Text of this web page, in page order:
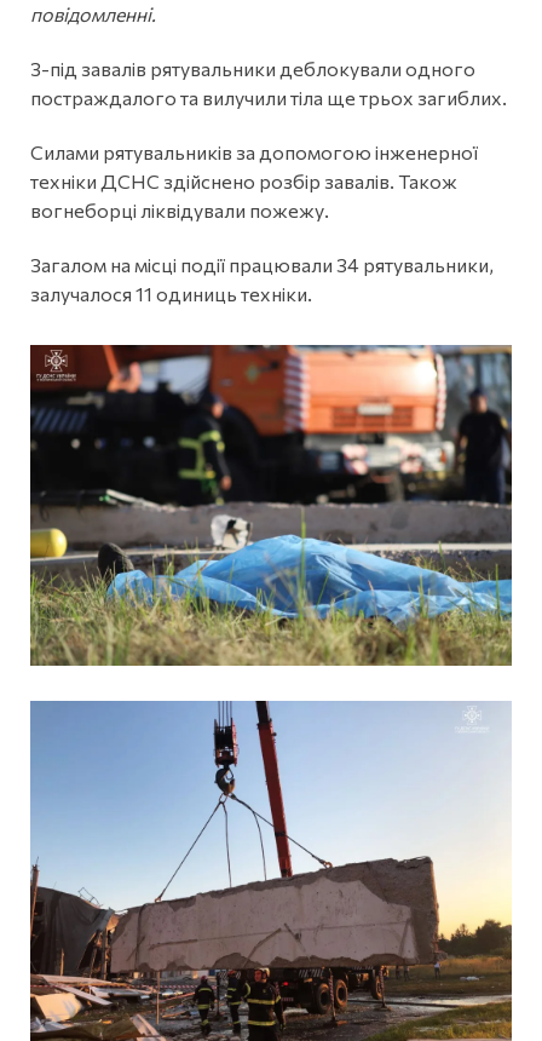
повідомленні.
З-під завалів рятувальники деблокували одного
постраждалого та вилучили тіла ще трьох загиблих.
Силами рятувальників за допомогою інженерної
техніки ДСНС здійснено розбір завалів. Також
вогнеборці ліквідували пожежу.
Загалом на місці події працювали 34 рятувальники,
залучалося 11 одиниць техніки.